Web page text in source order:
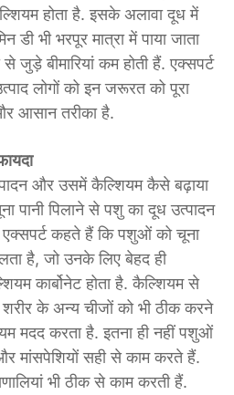
होता है. इसके अलावा दूध में
डी भी भरपूर मात्रा में पाया जाता
जुड़े बीमारियां कम होती हैं. एक्सपर्ट
लोगों को इन जरूरत को पूरा
आसान तरीका है.
और उसमें कैल्शियम कैसे बढ़ाया
पानी पिलाने से पशु का दूध उत्पादन
एक्सपर्ट कहते हैं कि पशुओं को चूना
है, जो उनके लिए बेहद ही
कार्बोनेट होता है. कैल्शियम से
के अन्य चीजों को भी ठीक करने
मदद करता है. इतना ही नहीं पशुओं
मांसपेशियों सही से काम करते हैं.
भी ठीक से काम करती हैं.